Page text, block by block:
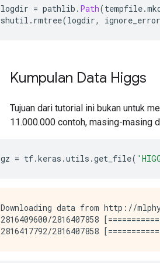
logdir = pathlib . Path(tempfile.
shutil . rmtree(logdir,
Kumpulan Data Higgs
Tujuan dari tutorial ini bukan untuk
11.000.000 contoh, masing-masing
gz = tf.keras .utils .get_file(
Downloading data from http://
2816409600/2816407858